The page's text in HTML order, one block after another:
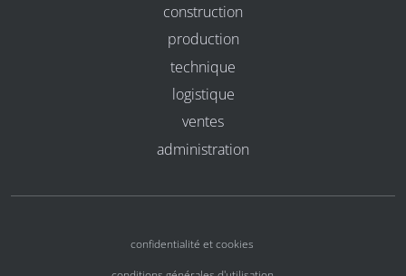
construction
production
technique
logistique
ventes
administration
confidentialité et cookies